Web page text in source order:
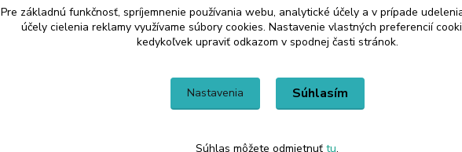
napíšte nám
Odstúpiť od zmluvy tu
a o zmene a doplnení niektorých zákonov.
Pre základnú funkčnosť, spríjemnenie používania webu, analytické účely a v prípade
účely cielenia reklamy využívame súbory cookies. Nastavenie vlastných preferencií
kedykoľvek upraviť odkazom v spodnej časti stránok.
Nastavenia Súhlasím
Súhlas môžete odmietnuť tu.